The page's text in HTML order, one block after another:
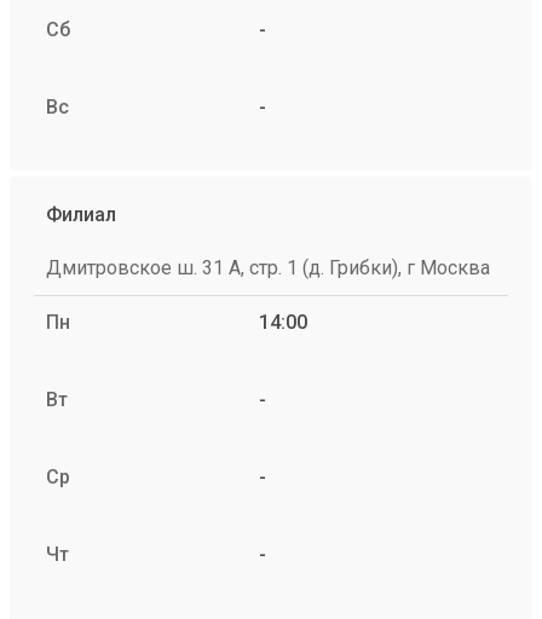
Сб -
Вс -
Филиал
Дмитровское ш. 31 А, стр. 1 (д. Грибки), г Москва
Пн 14:00
Вт -
Ср -
Чт -